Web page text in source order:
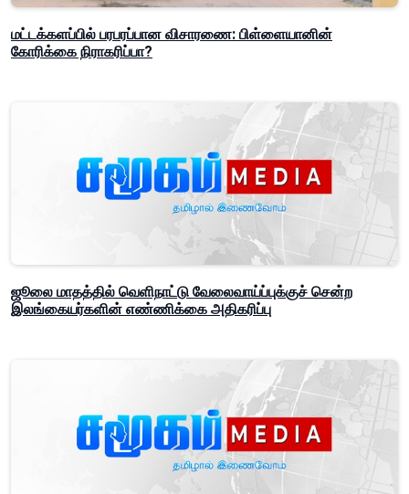
மட்டக்களப்பில் பரபரப்பான விசாரணை: பிள்ளையானின்
கோரிக்கை நிராகரிப்பா?
ஜூலை மாதத்தில் வெளிநாட்டு வேலைவாய்ப்புக்குச் சென்ற
இலங்கையர்களின் எண்ணிக்கை அதிகரிப்பு